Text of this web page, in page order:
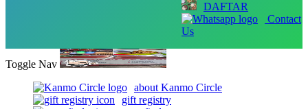
DAFTAR
Contact
Us
Toggle Nav
about Kanmo Circle
gift registry